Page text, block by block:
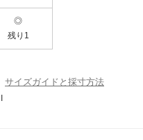
◎
残り1
サイズガイドと採寸方法